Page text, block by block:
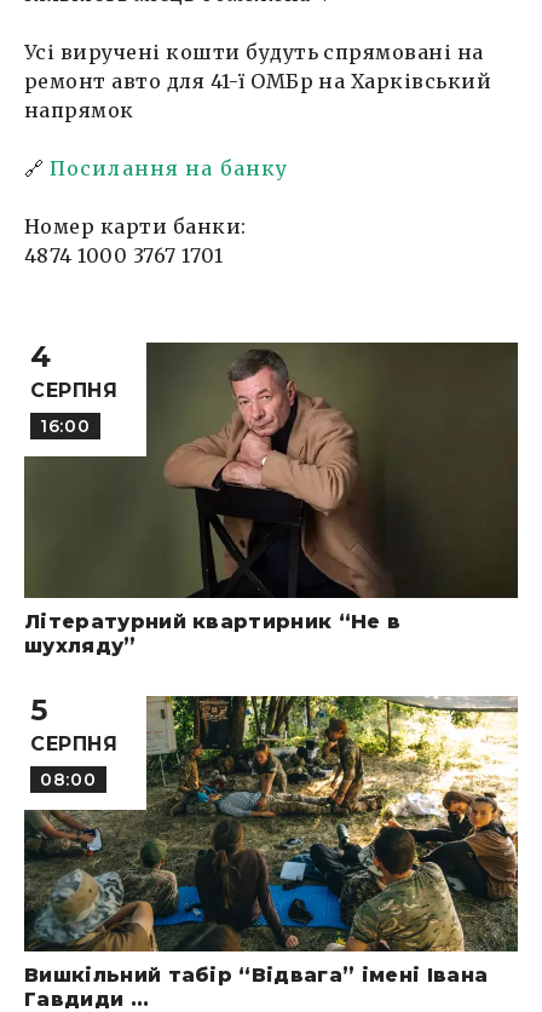
Усі виручені кошти будуть спрямовані на
ремонт авто для 41-ї ОМБр на Харківський
напрямок
🔗 Посилання на банку
Номер карти банки:
4874 1000 3767 1701
4
СЕРПНЯ
16:00
Літературний квартирник “Не в
шухляду”
5
СЕРПНЯ
08:00
Вишкільний табір “Відвага” імені Івана
Гавдиди ...